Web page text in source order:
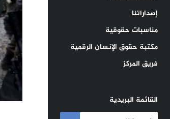
إصداراتنا
مناسبات حقوقية
مكتبة حقوق الإنسان الرقمية
فريق المركز
القائمة البريدية